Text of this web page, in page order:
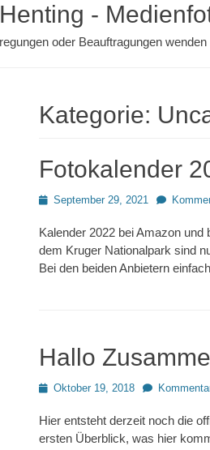
-
oder Beauftragungen
Kategorie:
Fotokalender
PostedSeptember 29, 2021
Kalender 2022 bei Amazon
dem Kruger Nationalpark sind
Bei den beiden Anbietern einfach
Hallo
PostedOktober 19, 2018
Hier entsteht derzeit noch die
ersten Überblick, was hier